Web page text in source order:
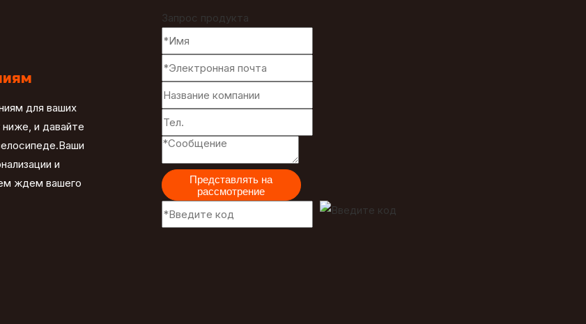
для ваших
и давайте
и
ждем вашего
Запрос продукта
Представлять на
рассмотрение